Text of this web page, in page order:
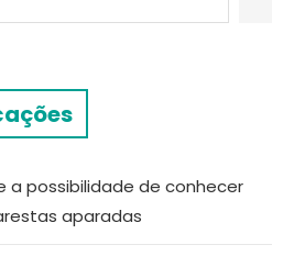
a possibilidade de conhecer
aparadas